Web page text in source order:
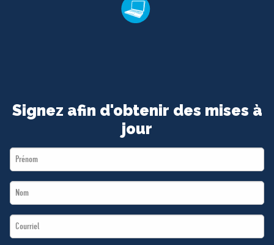
Signez afin d'obtenir des mises à
jour
First
Name
Last
Name
Email
*